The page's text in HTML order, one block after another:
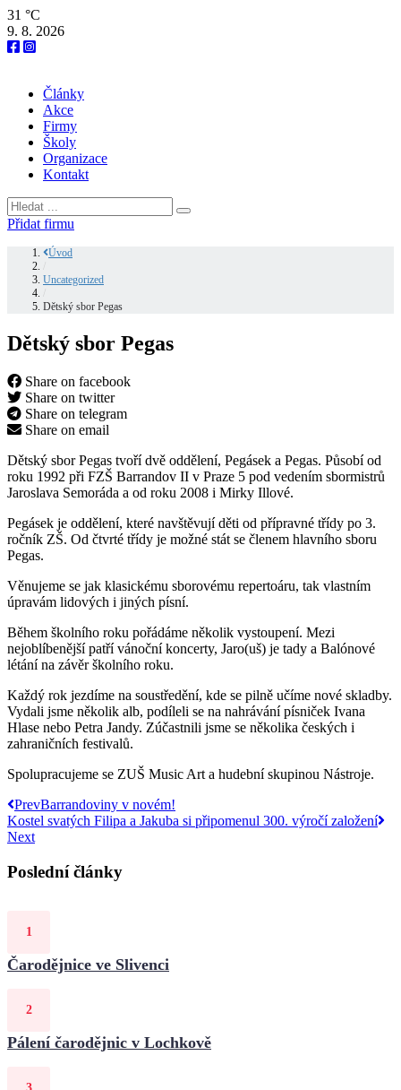
31 °C
9. 8. 2026
Články
Akce
Firmy
Školy
Organizace
Kontakt
Přidat firmu
Úvod
Uncategorized
Dětský sbor Pegas
Dětský sbor Pegas
Share on facebook
Share on twitter
Share on telegram
Share on email
Dětský sbor Pegas tvoří dvě oddělení, Pegásek a Pegas. Působí od
roku 1992 při FZŠ Barrandov II v Praze 5 pod vedením sbormistrů
Jaroslava Semoráda a od roku 2008 i Mirky Illové.
Pegásek je oddělení, které navštěvují děti od přípravné třídy po 3.
ročník ZŠ. Od čtvrté třídy je možné stát se členem hlavního sboru
Pegas.
Věnujeme se jak klasickému sborovému repertoáru, tak vlastním
úpravám lidových i jiných písní.
Během školního roku pořádáme několik vystoupení. Mezi
nejoblíbenější patří vánoční koncerty, Jaro(uš) je tady a Balónové
létání na závěr školního roku.
Každý rok jezdíme na soustředění, kde se pilně učíme nové skladby.
Vydali jsme několik alb, podíleli se na nahrávání písniček Ivana
Hlase nebo Petra Jandy. Zúčastnili jsme se několika českých i
zahraničních festivalů.
Spolupracujeme se ZUŠ Music Art a hudební skupinou Nástroje.
PrevBarrandoviny v novém!
Kostel svatých Filipa a Jakuba si připomenul 300. výročí založení
Next
Poslední články
Čarodějnice ve Slivenci
Pálení čarodějnic v Lochkově